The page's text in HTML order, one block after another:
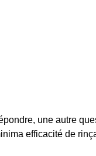
une autre
efficacité de